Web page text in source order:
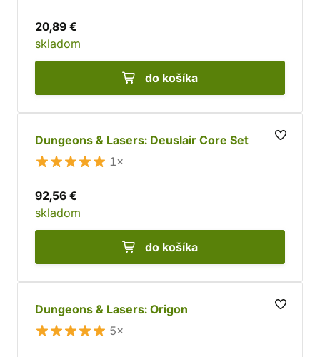
20,89 €
skladom
do košíka
Dungeons & Lasers: Deuslair Core Set
1×
92,56 €
skladom
do košíka
Dungeons & Lasers: Origon
5×